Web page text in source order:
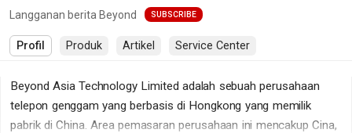
Langganan berita Beyond SUBSCRIBE
Profil Produk Artikel Service Center
Beyond Asia Technology Limited adalah sebuah perusahaan
telepon genggam yang berbasis di Hongkong yang memilik
pabrik di China. Area pemasaran perusahaan ini mencakup Cina,